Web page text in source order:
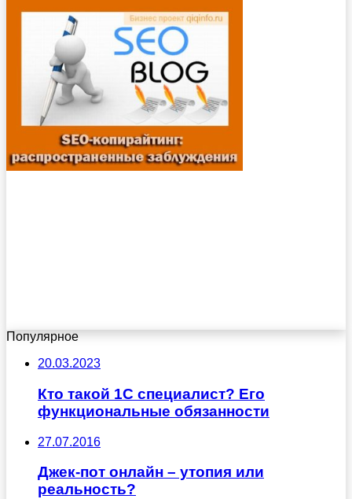
Популярное
20.03.2023
Кто такой 1С специалист? Его
функциональные обязанности
27.07.2016
Джек-пот онлайн – утопия или
реальность?